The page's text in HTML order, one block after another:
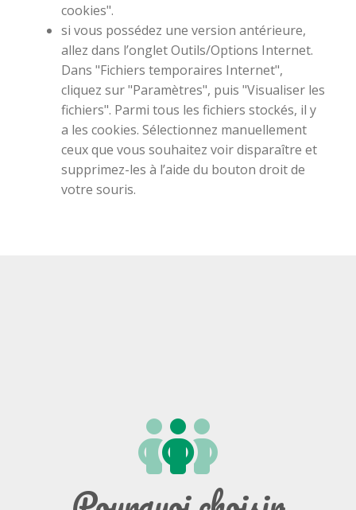
cookies".
si vous possédez une version antérieure,
allez dans l’onglet Outils/Options Internet.
Dans "Fichiers temporaires Internet",
cliquez sur "Paramètres", puis "Visualiser les
fichiers". Parmi tous les fichiers stockés, il y
a les cookies. Sélectionnez manuellement
ceux que vous souhaitez voir disparaître et
supprimez-les à l’aide du bouton droit de
votre souris.